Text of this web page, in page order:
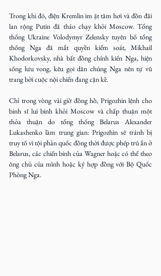
Trong khi đó, điện Kremlin im ặt tăm hơi và đồn đãi
lan rộng Putin đã tháo chạy khỏi Moscow. Tổng
thống Ukraine Volodymyr Zelensky tuyên bố tổng
thống Nga đã mất quyền kiểm soát, Mikhail
Khodorkovsky, nhà bất đồng chính kiến Nga, hiện
sống lưu vong, kêu gọi dân chúng Nga nên tự vũ
trang bởi cuộc nội chiến đang cận kề.
Chỉ trong vòng vài giờ đồng hồ, Prigozhin lệnh cho
binh sĩ lui binh khỏi Moscow và chấp thuận một
thỏa thuận do tổng thống Belarus Alexander
Lukashenko làm trung gian: Prigozhin sẽ tránh bị
truy tố vì tội phản quốc đồng thời được phép trú ẩn ở
Belarus, các chiến binh của Wagner hoặc có thể theo
ông chủ của mình hoặc ký hợp đồng với Bộ Quốc
Phòng Nga.